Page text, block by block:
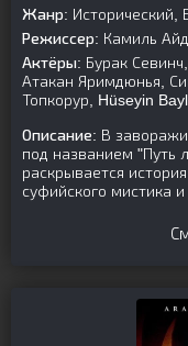
Жанр: Исторический,
Режиссер: Камиль
Актёры: Бурак
Атакан Яримдюнья,
Топкорур, Hüseyin
Описание: В
под названием
раскрывается
суфийского мистика